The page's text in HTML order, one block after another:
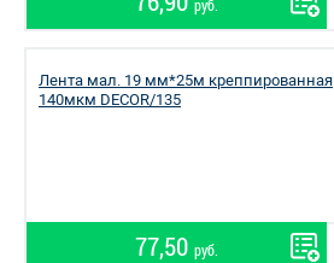
руб.
Лента мал. 19 мм*25м креппированная
140мкм DЕCOR/135
77,50 руб.